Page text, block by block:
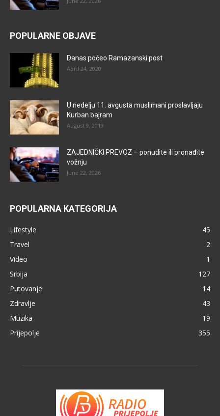
POPULARNE OBJAVE
Danas počeo Ramazanski post
April 24, 2020
U nedelju 11. avgusta muslimani proslavljaju
Kurban bajram
August 9, 2019
ZAJEDNIČKI PREVOZ – ponudite ili pronađite
vožnju
June 22, 2026
POPULARNA KATEGORIJA
Lifestyle
45
Travel
2
Video
1
Srbija
127
Putovanje
14
Zdravlje
43
Muzika
19
Prijepolje
355